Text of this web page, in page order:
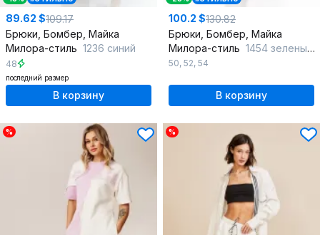
89.62 $109.17
Брюки, Бомбер, Майка
Милора-стиль 1236 синий
48
последний размер
В корзину
100.2 $130.82
Брюки, Бомбер, Майка
Милора-стиль 1454 зеленый+абстракция
50, 52, 54
В корзину
% %